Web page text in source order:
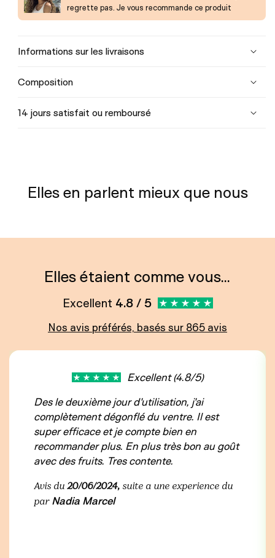
regrette pas. Je vous recommande ce produit
Informations sur les livraisons
Composition
14 jours satisfait ou remboursé
Elles en parlent mieux que nous
Elles étaient comme vous...
Excellent 4.8 / 5
Nos avis préférés, basés sur 865 avis
Excellent (4.8/5)
Des le deuxième jour d'utilisation, j'ai
complètement dégonflé du ventre. Il est
super efficace et je compte bien en
recommander plus. En plus très bon au goût
avec des fruits. Tres contente.
Avis du 20/06/2024, suite a une experience du
par Nadia Marcel